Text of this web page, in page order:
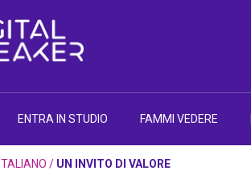
ENTRA IN STUDIO FAMMI VEDERE
ITALIANO / UN INVITO DI VALORE